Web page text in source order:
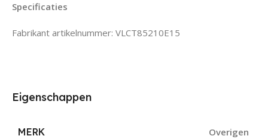
Specificaties
Fabrikant artikelnummer: VLCT85210E15
Eigenschappen
MERK Overigen